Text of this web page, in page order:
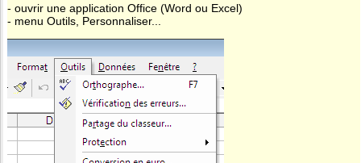
- ouvrir une application Office (Word ou Excel)
- menu Outils, Personnaliser...